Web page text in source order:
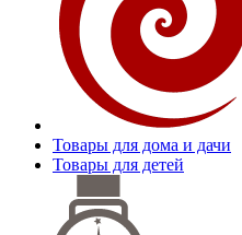
Товары для дома и дачи
Товары для детей